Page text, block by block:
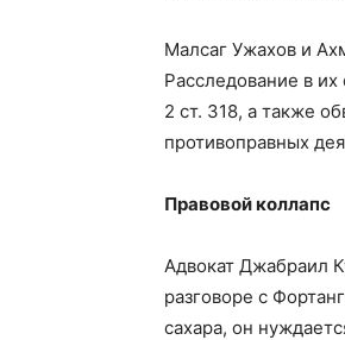
Малсаг Ужахов и
Расследование в
2 ст. 318, а также
противоправных
Правовой коллапс
Адвокат Джабраил
разговоре с
сахара, он